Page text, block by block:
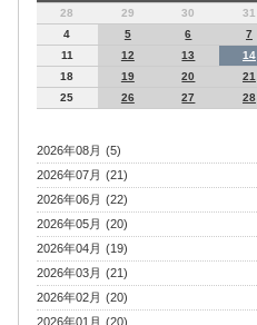
28
29 30 31
4
5 6 7
11
12 13 14
18
19 20 21
25
26 27 28
2026年08月 (5)
2026年07月 (21)
2026年06月 (22)
2026年05月 (20)
2026年04月 (19)
2026年03月 (21)
2026年02月 (20)
2026年01月 (20)